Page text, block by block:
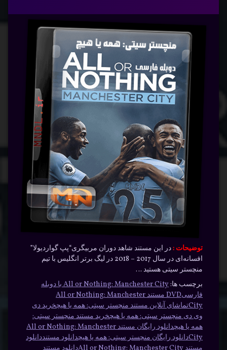
توضیحات :در این مستند شاهد دوران مربیگری“پپ گواردیولا”
افسانه‌ای در سال 2017 – 2018 در لیگ برتر انگلیس با تیم
منچستر سیتی هستید …
برچسب ها:
All or Nothing: Manchester City با دوبله
فارسی
DVD مستند All or Nothing: Manchester
Cityتماشای آنلاین مستند منچستر سیتی: همه یا هیچخرید دی
وی دی منچستر سیتی: همه یا هیچخرید مستند منچستر سیتی:
همه یا هیچ
دانلود رایگان مستند All or Nothing: Manchester
Cityدانلود رایگان منچستر سیتی: همه یا هیچدانلود مستنددانلود